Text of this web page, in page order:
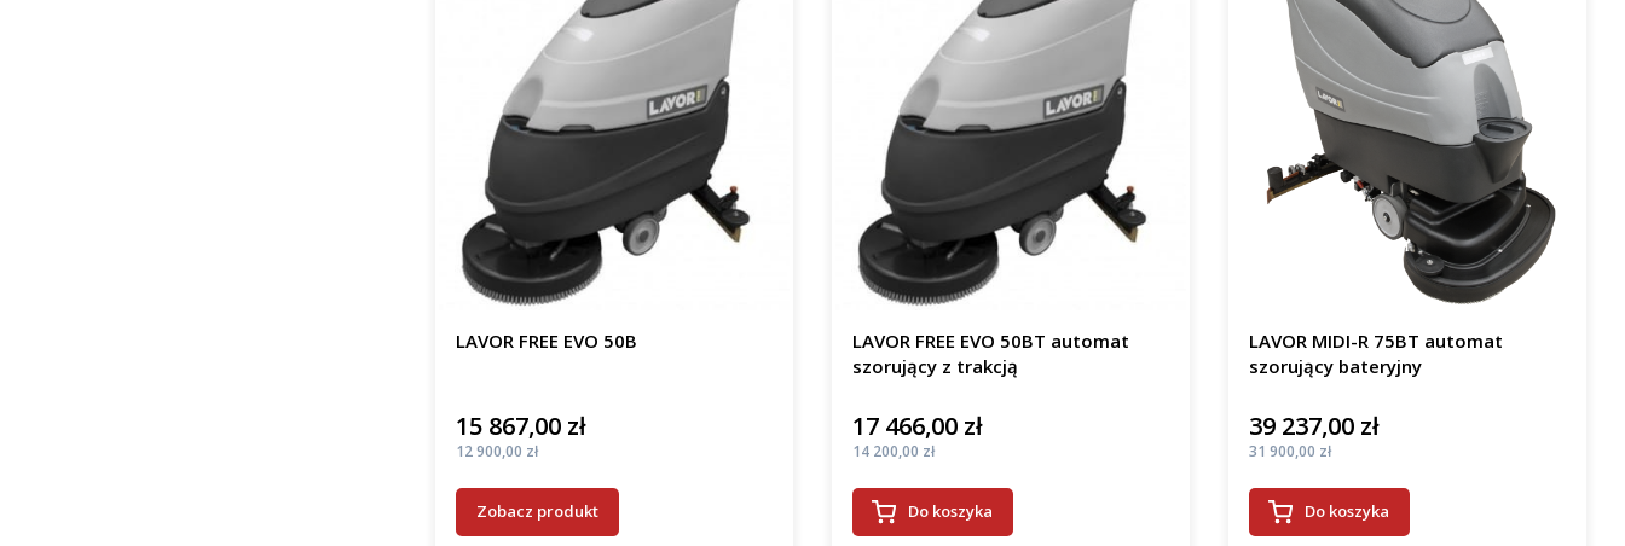
LAVOR FREE EVO 50B
Cena
15 867,00 zł
Cena
12 900,00 zł
Zobacz produkt
LAVOR FREE EVO 50BT automat
szorujący z trakcją
Cena
17 466,00 zł
Cena
14 200,00 zł
Do koszyka
LAVOR MIDI-R 75BT automat
szorujący bateryjny
Cena
39 237,00 zł
Cena
31 900,00 zł
Do koszyka